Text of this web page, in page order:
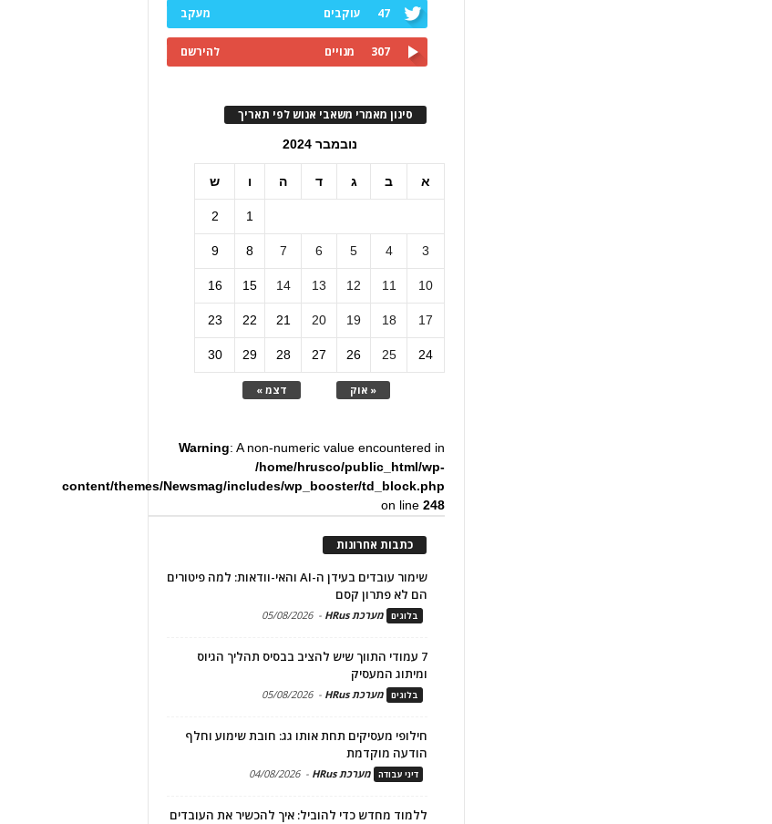
47 עוקבים מעקב
307 מנויים להירשם
סינון מאמרי משאבי אנוש לפי תאריך
נובמבר 2024
א ב ג ד ה ו ש
« אוק דצמ »
1
2
3
4
5
6
7
8
9
10
11
12
13
14
15
16
17
18
19
20
21
22
23
24
25
26
27
28
29
30
Warning: A non-numeric value encountered in
/home/hrusco/public_html/wp-
content/themes/Newsmag/includes/wp_booster/td_block.php
on line248
כתבות אחרונות
שימור עובדים בעידן ה-AI והאי-וודאות: למה פיטורים
הם לא פתרון קסם
בלוגים מערכת HRus -
05/08/2026
7 עמודי התווך שיש להציב בבסיס תהליך הגיוס
ומיתוג המעסיק
בלוגים מערכת HRus -
05/08/2026
חילופי מעסיקים תחת אותו גג: חובת שימוע וחלף
הודעה מוקדמת
דיני עבודה מערכת HRus -
04/08/2026
ללמוד מחדש כדי להוביל: איך להכשיר את העובדים